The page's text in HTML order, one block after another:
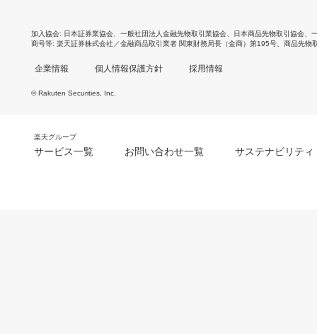
加入協会 日本証券業協会 一般社団法人金融先物取引業協会 日本商品先物取引協会
商号等 楽天証券株式会社／金融商品取引業者 関東財務局長（金商）第195号、商品先物
企業情報 個人情報保護方針 採用情報
© Rakuten Securities, Inc.
楽天グループ
サービス一覧 お問い合わせ一覧 サステナビリティ